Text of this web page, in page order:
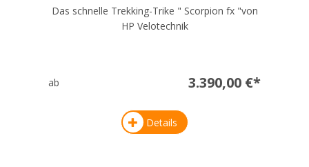
Das schnelle Trekking-Trike " Scorpion fx "von
HP Velotechnik
ab 3.390,00 €*
Details